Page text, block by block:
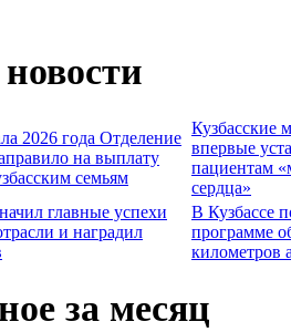
2026 года Отделение
на выплату
семьям
Кузбасские
впервые
пациентам
сердца»
главные успехи
и наградил
В Кузбассе
программе
километров
за месяц